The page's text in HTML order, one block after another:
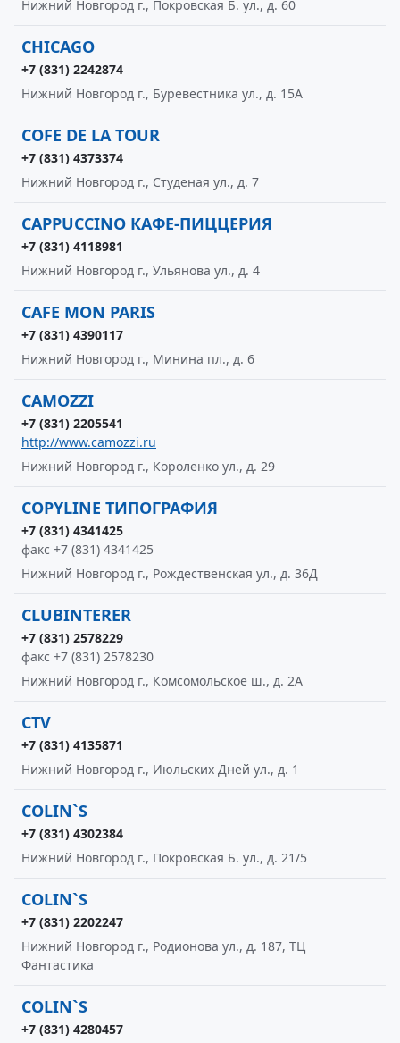
Нижний Новгород г., Покровская Б. ул., д. 60
CHICAGO
+7 (831) 2242874
Нижний Новгород г., Буревестника ул., д. 15А
COFE DE LA TOUR
+7 (831) 4373374
Нижний Новгород г., Студеная ул., д. 7
CAPPUCCINO КАФЕ-ПИЦЦЕРИЯ
+7 (831) 4118981
Нижний Новгород г., Ульянова ул., д. 4
CAFE MON PARIS
+7 (831) 4390117
Нижний Новгород г., Минина пл., д. 6
CAMOZZI
+7 (831) 2205541
http://www.camozzi.ru
Нижний Новгород г., Короленко ул., д. 29
COPYLINE ТИПОГРАФИЯ
+7 (831) 4341425
факс +7 (831) 4341425
Нижний Новгород г., Рождественская ул., д. 36Д
CLUBINTERER
+7 (831) 2578229
факс +7 (831) 2578230
Нижний Новгород г., Комсомольское ш., д. 2А
CTV
+7 (831) 4135871
Нижний Новгород г., Июльских Дней ул., д. 1
COLIN`S
+7 (831) 4302384
Нижний Новгород г., Покровская Б. ул., д. 21/5
COLIN`S
+7 (831) 2202247
Нижний Новгород г., Родионова ул., д. 187, ТЦ
Фантастика
COLIN`S
+7 (831) 4280457